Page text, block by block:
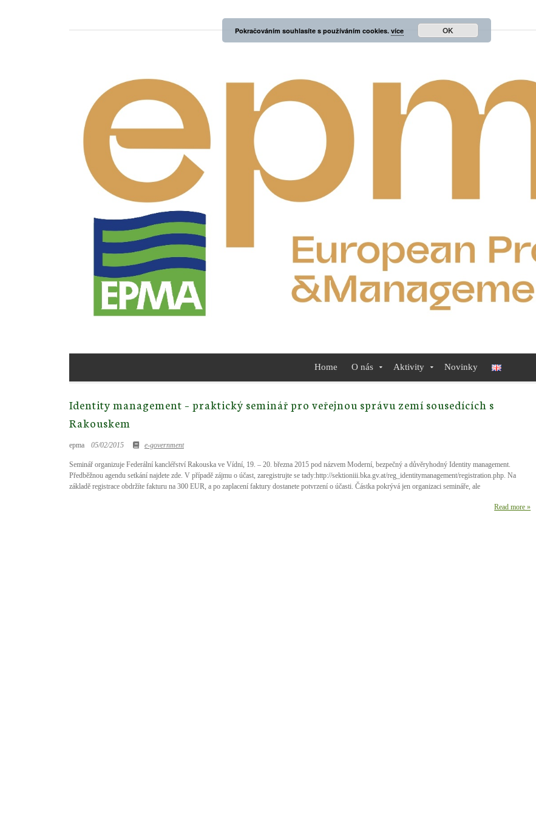
Home O nás Aktivity Novinky
Identity management – praktický seminář pro veřejnou správu zemí sousedících s
Rakouskem
epma 05/02/2015 e-government
Seminář organizuje Federální kancléřství Rakouska ve Vídní, 19. – 20. března 2015 pod názvem Moderní, bezpečný a důvěryhodný Identity management.
Předběžnou agendu setkání najdete zde. V případě zájmu o účast, zaregistrujte se tady:http://sektioniii.bka.gv.at/reg_identitymanagement/registration.php. Na
základě registrace obdržíte fakturu na 300 EUR, a po zaplacení faktury dostanete potvrzení o účasti. Částka pokrývá jen organizaci semináře, ale
Read more »
Pokračováním souhlasíte s používáním cookies. více OK